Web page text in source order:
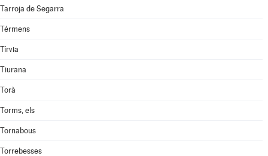
Tarroja de Segarra
Térmens
Tírvia
Tiurana
Torà
Torms, els
Tornabous
Torrebesses